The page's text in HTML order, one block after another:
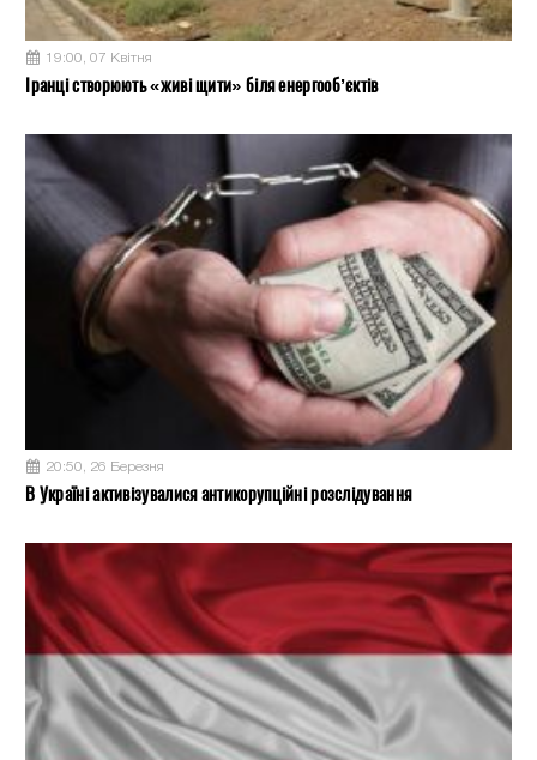
19:00, 07 Квітня
Іранці створюють «живі щити» біля енергооб’єктів
20:50, 26 Березня
В Україні активізувалися антикорупційні розслідування